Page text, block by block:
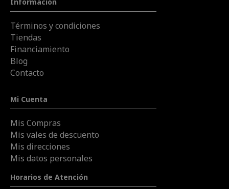
Información
Términos y condiciones
Tiendas
Financiamiento
Blog
Contacto
Mi Cuenta
Mis Compras
Mis vales de descuento
Mis direcciones
Mis datos personales
Horarios de Atención